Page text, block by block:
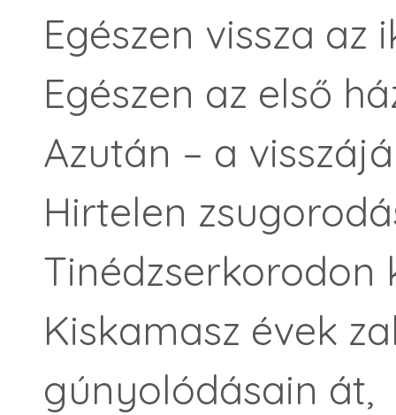
Egészen vissza az
Egészen az első
Azután – a
Hirtelen
Tinédzserkorodon
Kiskamasz évek
gúnyolódásain át,